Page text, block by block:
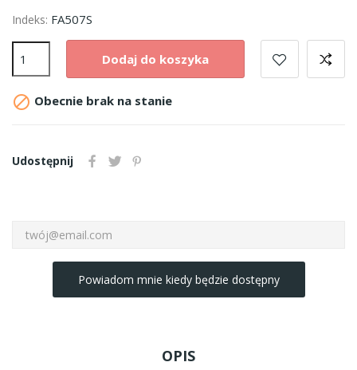
Indeks: FA507S
Dodaj do koszyka
 Obecnie brak na stanie
Udostępnij
Powiadom mnie kiedy będzie dostępny
OPIS